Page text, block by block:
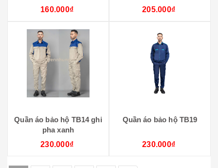
160.000₫
205.000₫
Quần áo bảo hộ TB14 ghi
pha xanh
230.000₫
Quần áo bảo hộ TB19
230.000₫